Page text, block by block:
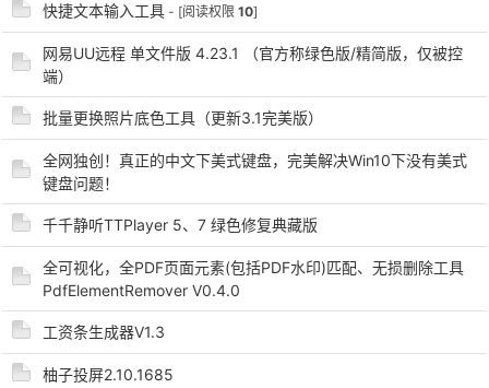
解
快捷文本输入工具 - [阅读权限 10]
网易UU远程 单文件版 4.23.1 （官方称绿色版/精简版，仅被控
端）
批量更换照片底色工具（更新3.1完美版）
全网独创！真正的中文下美式键盘，完美解决Win10下没有美式
键盘问题！
千千静听TTPlayer 5、7 绿色修复典藏版
全可视化，全PDF页面元素(包括PDF水印)匹配、无损删除工具
PdfElementRemover V0.4.0
工资条生成器V1.3
柚子投屏2.10.1685